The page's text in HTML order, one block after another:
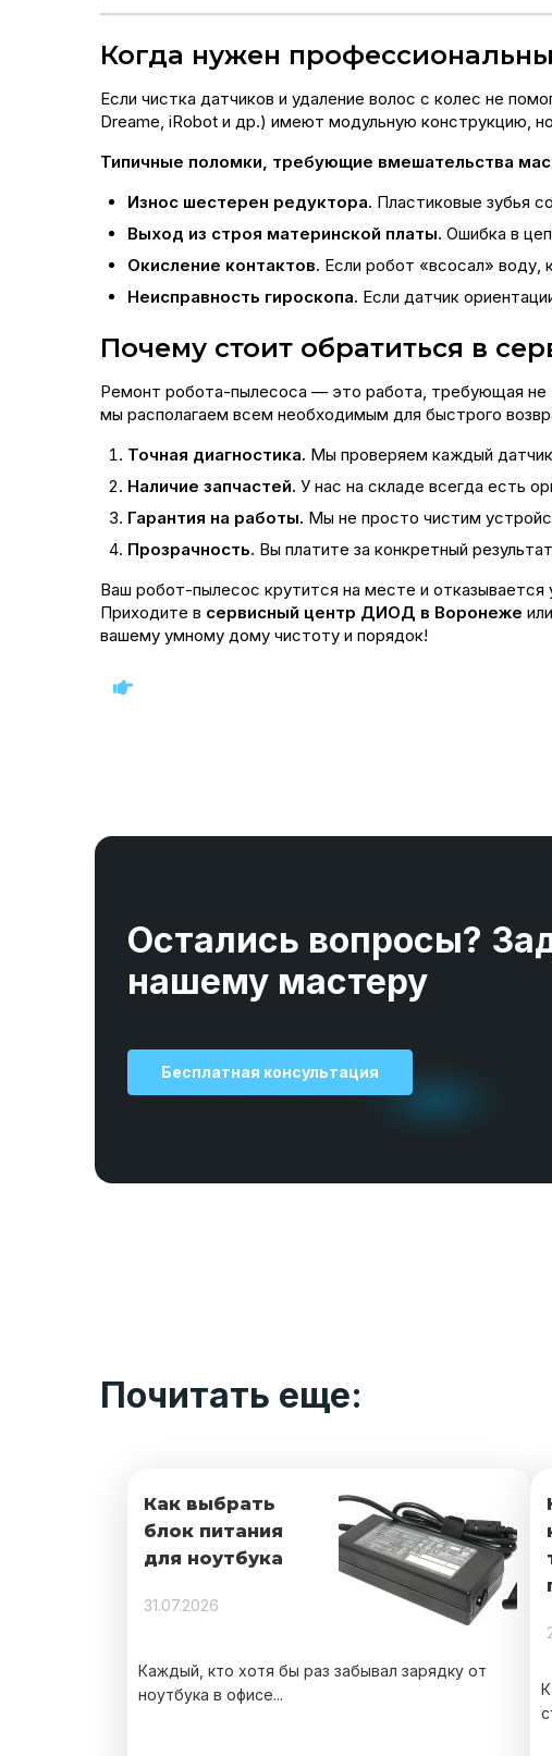
Когда нужен
Если чистка датчиков и удаление волос с колес не
Dreame, iRobot и др.) имеют модульную конструкцию,
Типичные поломки, требующие вмешательства
Износ шестерен редуктора. Пластиковые зубья
Выход из строя материнской платы. Ошибка в
Окисление контактов. Если робот «всосал» воду,
Неисправность гироскопа. Если датчик
Почему стоит обратиться в
Ремонт робота-пылесоса — это работа, требующая не
мы располагаем всем необходимым для быстрого
Точная диагностика. Мы проверяем каждый датчик
Наличие запчастей. У нас на складе всегда есть
Гарантия на работы. Мы не просто чистим
Прозрачность. Вы платите за конкретный
Ваш робот-пылесос крутится на месте и
Приходите в сервисный центр ДИОД в Воронеже
вашему умному дому чистоту и порядок!
Остались вопросы?
нашему мастеру
Бесплатная консультация
Почитать еще:
Как выбрать
блок питания
для ноутбука
31.07.2026
Каждый, кто хотя бы раз забывал зарядку от
ноутбука в офисе...